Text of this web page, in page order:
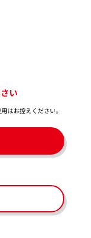
い
はお控えください。​